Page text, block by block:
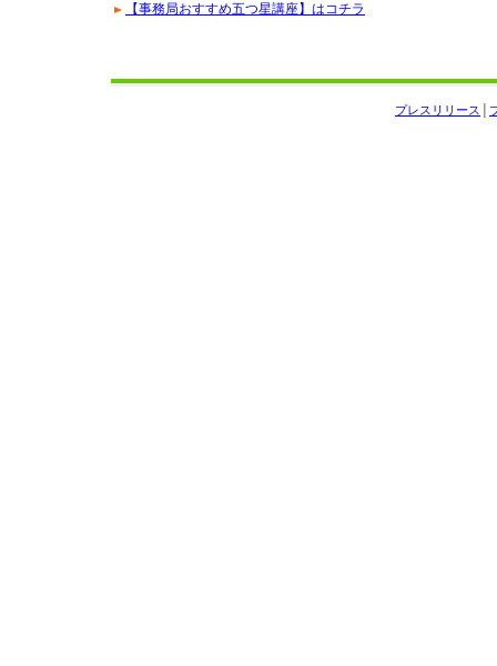
【事務局おすすめ五つ星講座】はコチラ
プレスリリース